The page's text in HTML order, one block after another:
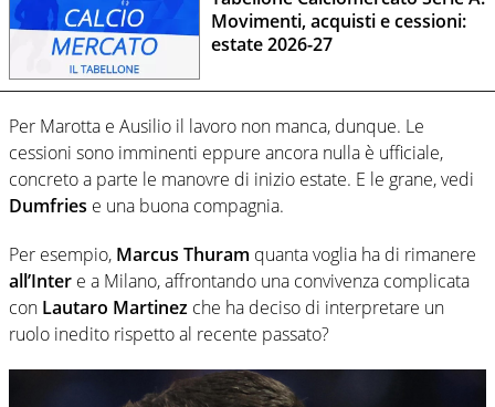
Movimenti, acquisti e cessioni:
estate 2026-27
Per Marotta e Ausilio il lavoro non manca, dunque. Le
cessioni sono imminenti eppure ancora nulla è ufficiale,
concreto a parte le manovre di inizio estate. E le grane, vedi
Dumfries e una buona compagnia.
Per esempio, Marcus Thuram quanta voglia ha di rimanere
all’Inter e a Milano, affrontando una convivenza complicata
con Lautaro Martinez che ha deciso di interpretare un
ruolo inedito rispetto al recente passato?